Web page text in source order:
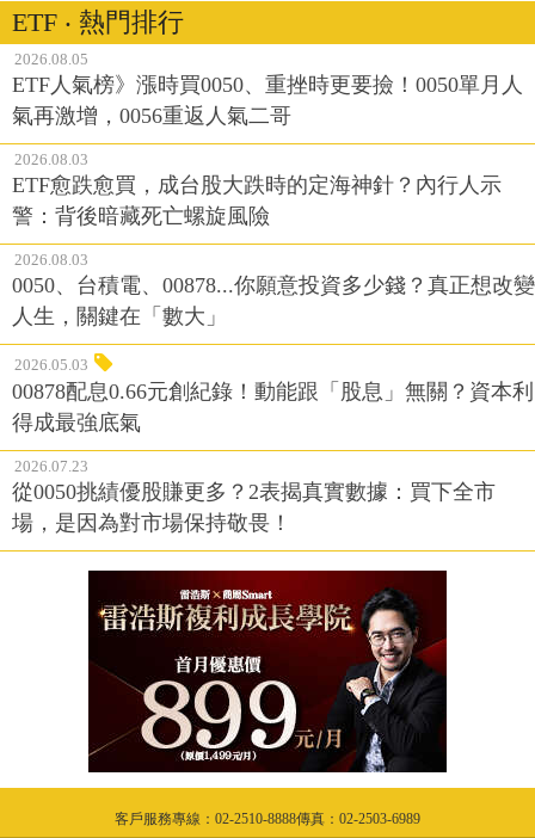
ETF ‧ 熱門排行
2026.08.05
ETF人氣榜》漲時買0050、重挫時更要撿！0050單月人
氣再激增，0056重返人氣二哥
2026.08.03
ETF愈跌愈買，成台股大跌時的定海神針？內行人示
警：背後暗藏死亡螺旋風險
2026.08.03
0050、台積電、00878...你願意投資多少錢？真正想改變
人生，關鍵在「數大」
2026.05.03
00878配息0.66元創紀錄！動能跟「股息」無關？資本利
得成最強底氣
2026.07.23
從0050挑績優股賺更多？2表揭真實數據：買下全市
場，是因為對市場保持敬畏！
客戶服務專線：02-2510-8888傳真：02-2503-6989